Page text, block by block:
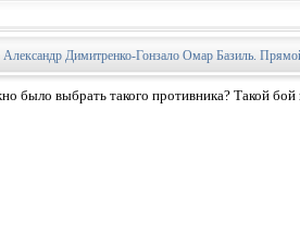
Александр Димитренко-Гонзало Омар Базиль.
было выбрать такого противника? Такой